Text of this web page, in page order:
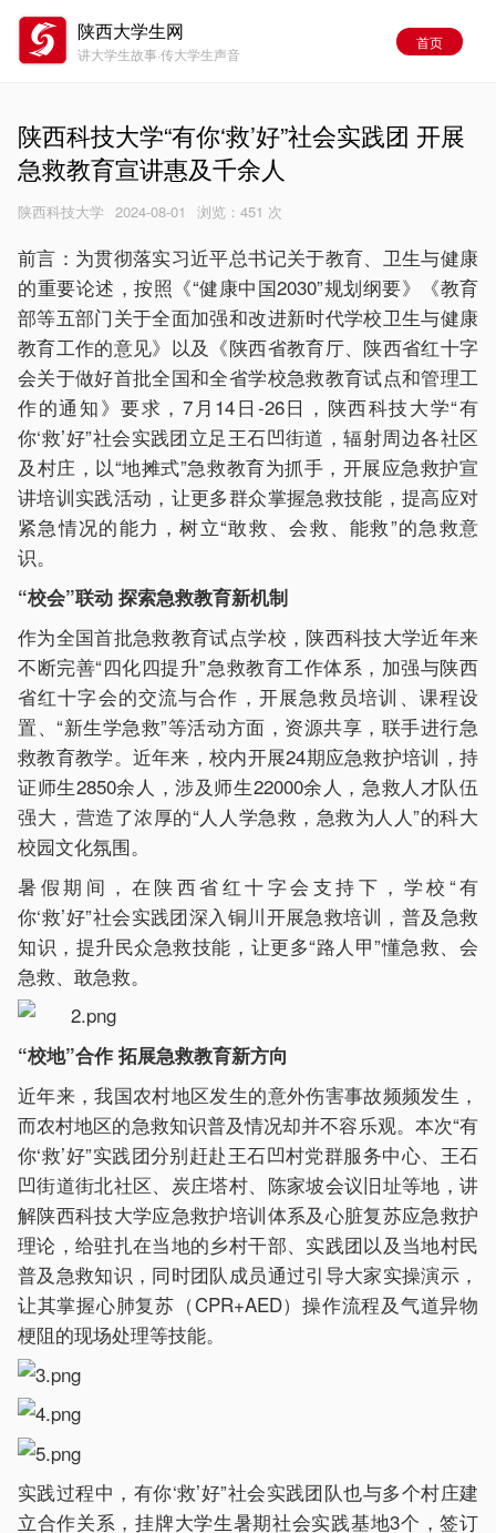
陕西大学生网
讲大学生故事·传大学生声音
首页
陕西科技大学“有你‘救’好”社会实践团 开展
急救教育宣讲惠及千余人
陕西科技大学 2024-08-01 浏览： 451 次
前言：为贯彻落实习近平总书记关于教育、卫生与健康
的重要论述，按照《“健康中国2030”规划纲要》《教育
部等五部门关于全面加强和改进新时代学校卫生与健康
教育工作的意见》以及《陕西省教育厅、陕西省红十字
会关于做好首批全国和全省学校急救教育试点和管理工
作的通知》要求，7月14日-26日，陕西科技大学“有
你‘救’好”社会实践团立足王石凹街道，辐射周边各社区
及村庄，以“地摊式”急救教育为抓手，开展应急救护宣
讲培训实践活动，让更多群众掌握急救技能，提高应对
紧急情况的能力，树立“敢救、会救、能救”的急救意
识。
“校会”联动 探索急救教育新机制
作为全国首批急救教育试点学校，陕西科技大学近年来
不断完善“四化四提升”急救教育工作体系，加强与陕西
省红十字会的交流与合作，开展急救员培训、课程设
置、“新生学急救”等活动方面，资源共享，联手进行急
救教育教学。近年来，校内开展24期应急救护培训，持
证师生2850余人，涉及师生22000余人，急救人才队伍
强大，营造了浓厚的“人人学急救，急救为人人”的科大
校园文化氛围。
暑假期间，在陕西省红十字会支持下，学校“有
你‘救’好”社会实践团深入铜川开展急救培训，普及急救
知识，提升民众急救技能，让更多“路人甲”懂急救、会
急救、敢急救。
“校地”合作 拓展急救教育新方向
近年来，我国农村地区发生的意外伤害事故频频发生，
而农村地区的急救知识普及情况却并不容乐观。本次“有
你‘救’好”实践团分别赶赴王石凹村党群服务中心、王石
凹街道街北社区、炭庄塔村、陈家坡会议旧址等地，讲
解陕西科技大学应急救护培训体系及心脏复苏应急救护
理论，给驻扎在当地的乡村干部、实践团以及当地村民
普及急救知识，同时团队成员通过引导大家实操演示，
让其掌握心肺复苏（CPR+AED）操作流程及气道异物
梗阻的现场处理等技能。
实践过程中，有你‘救’好”社会实践团队也与多个村庄建
立合作关系，挂牌大学生暑期社会实践基地3个，签订